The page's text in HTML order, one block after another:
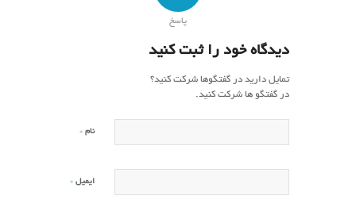
پاسخ
دیدگاه خود را ثبت کنید
تمایل دارید در گفتگوها شرکت کنید؟
در گفتگو ها شرکت کنید.
نام *
ایمیل *